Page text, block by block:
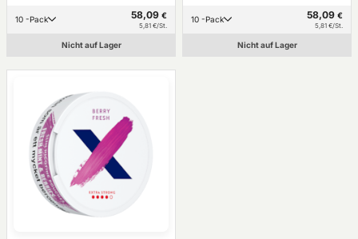
10 -Pack 58,09 €
5,81 €/St.
Nicht auf Lager
10 -Pack 58,09 €
5,81 €/St.
Nicht auf Lager